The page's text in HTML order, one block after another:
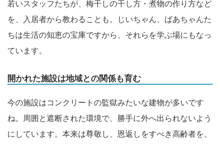
若いスタッフたちが、梅干しの干し方・煮物の作り方など
を、入居者から教わることも。じいちゃん、ばあちゃんた
ちは生活の知恵の宝庫ですから、それらを学ぶ場にもなっ
ています。
開かれた施設は地域との関係も育む
今の施設はコンクリートの監獄みたいな建物が多いです
ね。周囲と遮断された環境で、勝手に外へ出られないよう
にしています。本来は尊敬し、恩返しをすべき高齢者を、